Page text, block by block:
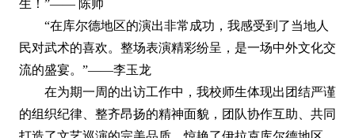
生！”—— 陈帅
“在库尔德地区的演出非常成功，我感受到了当地人
民对武术的喜欢。整场表演精彩纷呈，是一场中外文化交
流的盛宴。”——李玉龙
在为期一周的出访工作中，我校师生体现出团结严谨
的组织纪律、整齐昂扬的精神面貌，团队协作互助、共同